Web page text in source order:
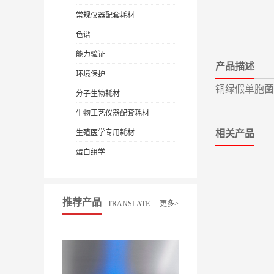
常规仪器配套耗材
色谱
能力验证
环境保护
分子生物耗材
生物工艺仪器配套耗材
生殖医学专用耗材
蛋白组学
推荐产品 TRANSLATE 更多>
产品描述
铜绿假单胞
相关产品